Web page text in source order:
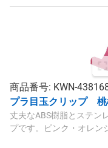
商品番号: KWN-
プラ目玉クリップ
丈夫なABS樹脂とステン
プです。ピンク・オレン
はアルミ製、口幅50mm